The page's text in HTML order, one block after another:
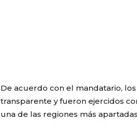
De acuerdo con el mandatario,
transparente y fueron ejercidos
una de las regiones más